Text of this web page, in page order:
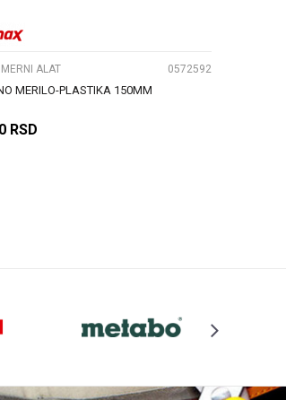
ALAT 0572592
MERILO-PLASTIKA 150MM
RSD